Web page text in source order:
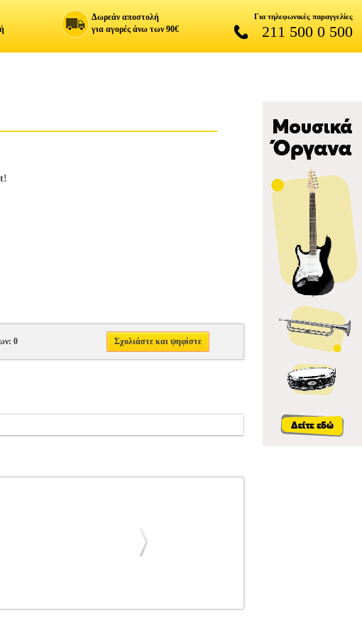
Δωρεάν αποστολή
για αγορές άνω των 90€
Για τηλεφωνικές παραγγελίες
211 500 0 500
0 Σχολιάστε και ψηφίστε